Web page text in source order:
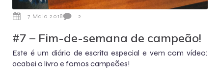
7 Maio 2018 2
#7 – Fim-de-semana de campeão!
Este é um diário de escrita especial e vem com vídeo:
acabei o livro e fomos campeões!